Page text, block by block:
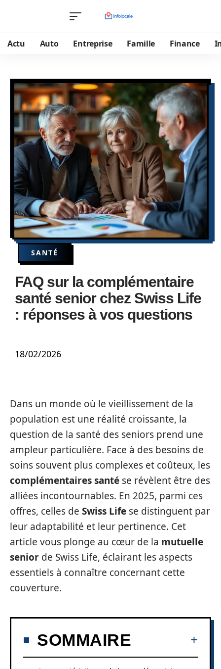
Actu Auto Entreprise Famille Finance
SANTÉ
FAQ sur la complémentaire
santé senior chez Swiss Life
: réponses à vos questions
18/02/2026
Dans un monde où le vieillissement de la
population est une réalité croissante, la
question de la santé des seniors prend une
ampleur particulière. Face à des besoins de
soins souvent plus complexes et coûteux, les
complémentaires santé se révèlent être des
alliées incontournables. En 2025, parmi ces
offres, celles de Swiss Life se distinguent par
leur adaptabilité et leur pertinence. Cet
article vous plonge au cœur de la mutuelle
senior de Swiss Life, éclairant les aspects
essentiels à connaître concernant cette
couverture.
SOMMAIRE